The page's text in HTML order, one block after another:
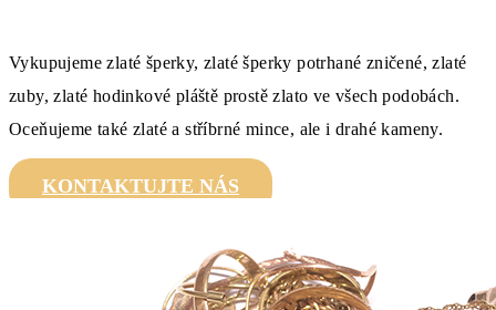
Vykupujeme zlaté šperky, zlaté šperky potrhané zničené, zlaté
zuby, zlaté hodinkové pláště prostě zlato ve všech podobách.
Oceňujeme také zlaté a stříbrné mince, ale i drahé kameny.
KONTAKTUJTE NÁS